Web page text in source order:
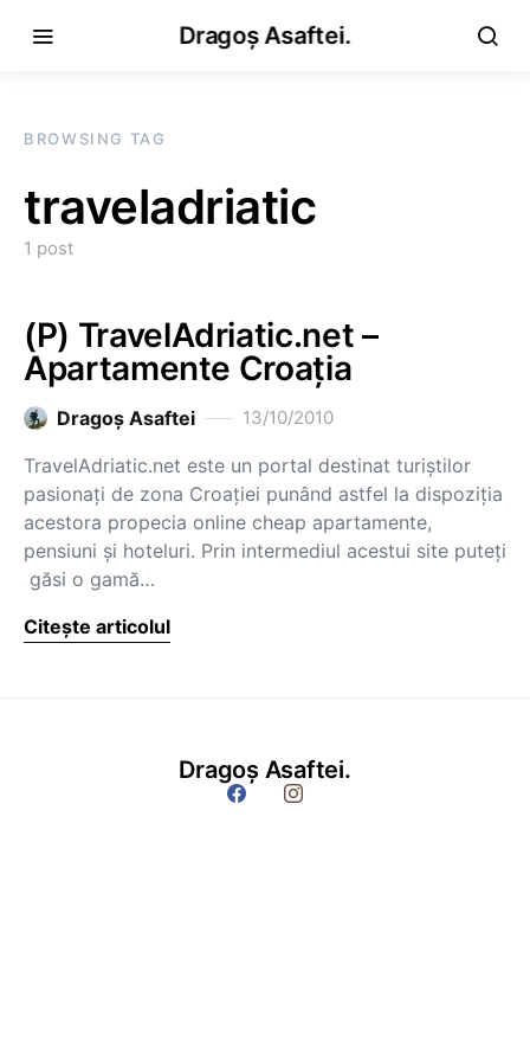
Dragoș Asaftei.
BROWSING TAG
traveladriatic
1 post
(P) TravelAdriatic.net –
Apartamente Croaţia
Dragoş Asaftei 13/10/2010
TravelAdriatic.net este un portal destinat turiştilor
pasionaţi de zona Croaţiei punând astfel la dispoziţia
acestora propecia online cheap apartamente,
pensiuni şi hoteluri. Prin intermediul acestui site puteţi
găsi o gamă…
Citește articolul
Dragoș Asaftei.